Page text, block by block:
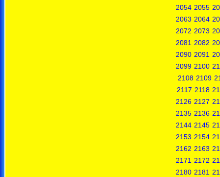
2054 2055
2063 2064
2072 2073
2081 2082
2090 2091
2099 2100
2108 2109
2117 2118
2126 2127
2135 2136
2144 2145
2153 2154
2162 2163
2171 2172
2180 2181